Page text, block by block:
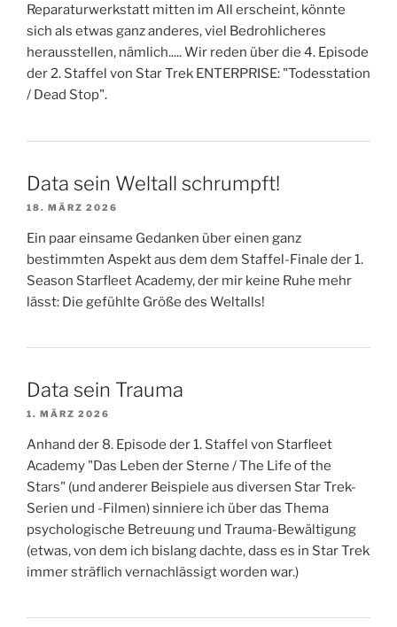
Reparaturwerkstatt mitten im All erscheint, könnte
sich als etwas ganz anderes, viel Bedrohlicheres
herausstellen, nämlich..... Wir reden über die 4. Episode
der 2. Staffel von Star Trek ENTERPRISE: "Todesstation
/ Dead Stop".
Data sein Weltall schrumpft!
18. MÄRZ 2026
Ein paar einsame Gedanken über einen ganz
bestimmten Aspekt aus dem dem Staffel-Finale der 1.
Season Starfleet Academy, der mir keine Ruhe mehr
lässt: Die gefühlte Größe des Weltalls!
Data sein Trauma
1. MÄRZ 2026
Anhand der 8. Episode der 1. Staffel von Starfleet
Academy "Das Leben der Sterne / The Life of the
Stars" (und anderer Beispiele aus diversen Star Trek-
Serien und -Filmen) sinniere ich über das Thema
psychologische Betreuung und Trauma-Bewältigung
(etwas, von dem ich bislang dachte, dass es in Star Trek
immer sträflich vernachlässigt worden war.)